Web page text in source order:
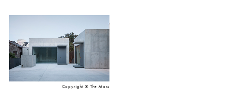
Copyright © The Mass